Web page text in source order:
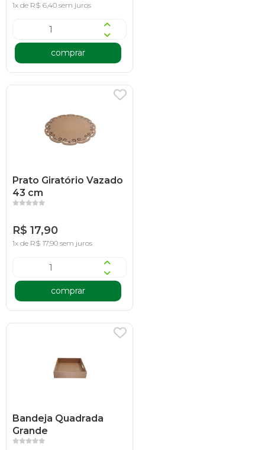
1x de R$ 6,40 sem juros
comprar
Prato Giratório Vazado
43 cm
R$ 17,90
1x de R$ 17,90 sem juros
comprar
Bandeja Quadrada
Grande